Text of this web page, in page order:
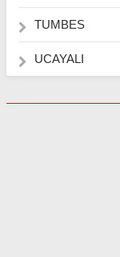
TUMBES
UCAYALI